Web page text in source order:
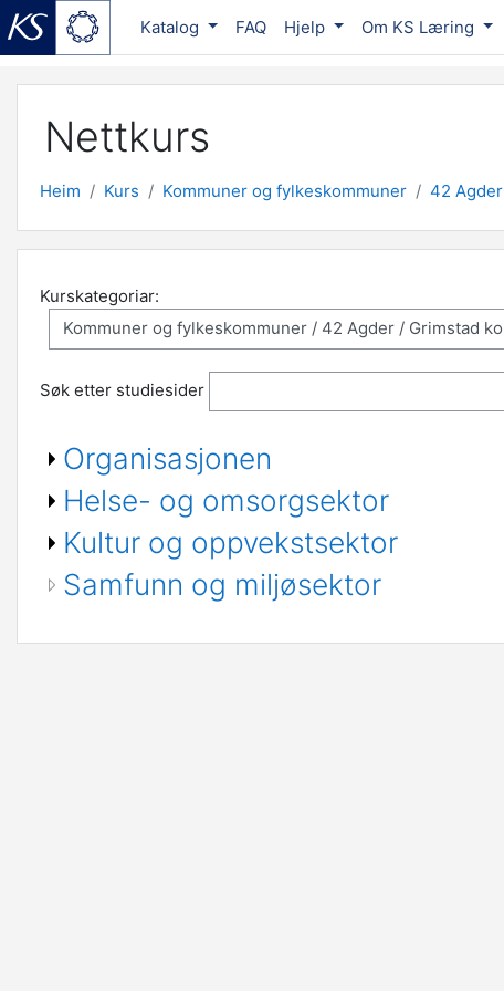
Katalog FAQ Hjelp Om KS Læring
Nettkurs
Heim Kurs Kommuner og fylkeskommuner 42 Agder
Kurskategoriar:
Søk etter studiesider
Organisasjonen
Helse- og omsorgsektor
Kultur og oppvekstsektor
Samfunn og miljøsektor